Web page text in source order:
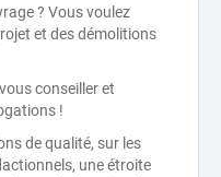
? Vous voulez
et des démolitions
conseiller et
!
de qualité, sur les
une étroite